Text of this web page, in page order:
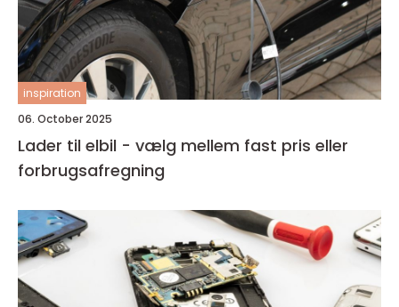
inspiration
06. October 2025
Lader til elbil - vælg mellem fast pris eller
forbrugsafregning